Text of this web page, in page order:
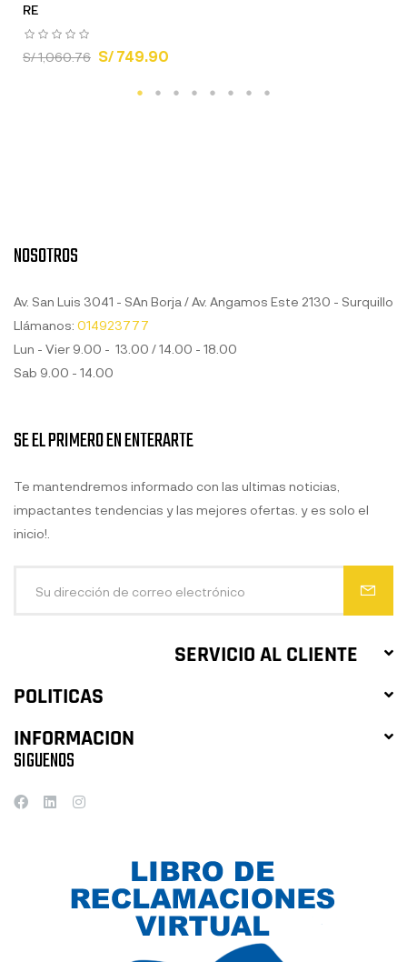
RE
S/ 1,060.76 S/ 749.90
NOSOTROS
Av. San Luis 3041 - SAn Borja / Av. Angamos Este 2130 - Surquillo
Llámanos: 014923777
Lun - Vier 9.00 - 13.00 / 14.00 - 18.00
Sab 9.00 - 14.00
SERVICIO AL CLIENTE
POLITICAS
INFORMACION
SE EL PRIMERO EN ENTERARTE
Te mantendremos informado con las ultimas noticias,
impactantes tendencias y las mejores ofertas. y es solo el
inicio!.
SIGUENOS